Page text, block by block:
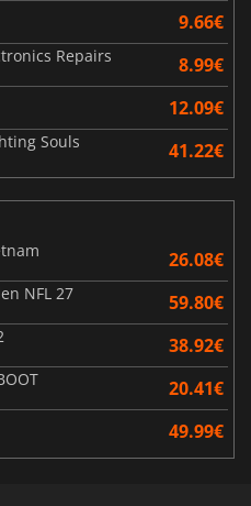
9.66€
Repairs 8.99€
12.09€
Souls 41.22€
26.08€
NFL 27 59.80€
38.92€
20.41€
49.99€